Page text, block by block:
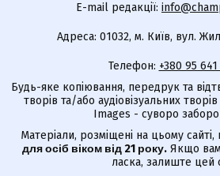
E-mail редакції:
Адреса: 01032, м. Київ, вул.
Телефон: +380 95
Будь-яке копіювання, передрук та
творів та/або аудіовізуальних
Images - суворо
Матеріали, розміщені на цьому сайті,
для осіб віком від 21 року.Якщо вам
ласка, залиште цей